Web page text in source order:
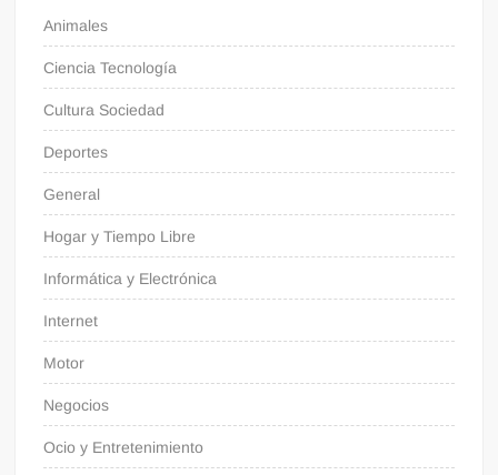
Animales
Ciencia Tecnología
Cultura Sociedad
Deportes
General
Hogar y Tiempo Libre
Informática y Electrónica
Internet
Motor
Negocios
Ocio y Entretenimiento